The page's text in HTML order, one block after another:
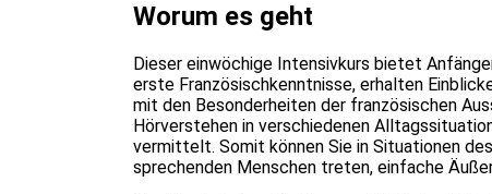
Worum es geht
Dieser einwöchige Intensivkurs bietet
erste Französischkenntnisse, erhalten
mit den Besonderheiten der französischen
Hörverstehen in verschiedenen
vermittelt. Somit können Sie in Situationen
sprechenden Menschen treten, einfache